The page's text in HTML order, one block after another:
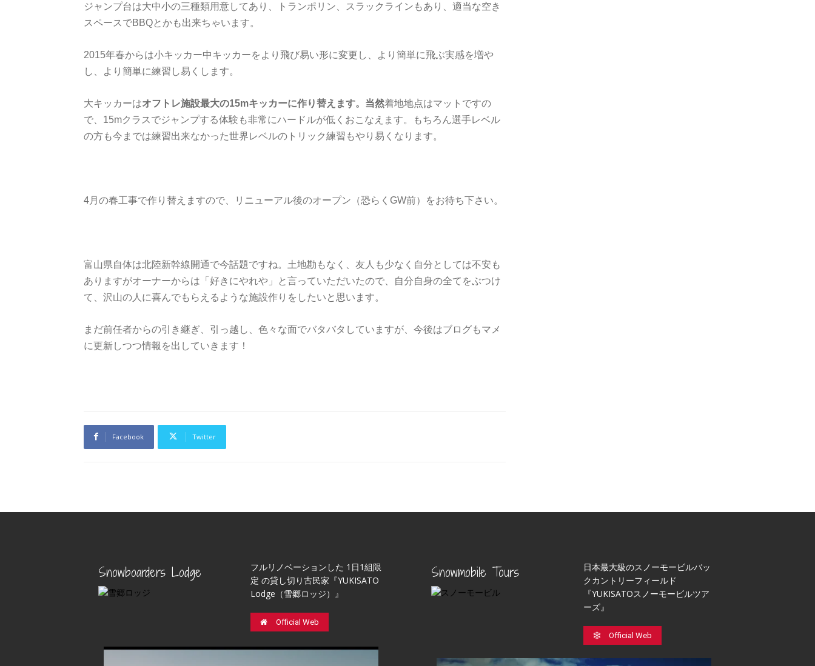
ジャンプ台は大中小の三種類用意してあり、トランポリン、スラックラインもあり、適当な空き
スペースでBBQとかも出来ちゃいます。
2015年春からは小キッカー中キッカーをより飛び易い形に変更し、より簡単に飛ぶ実感を増や
し、より簡単に練習し易くします。
大キッカーはオフトレ施設最大の15mキッカーに作り替えます。当然着地地点はマットですの
で、15mクラスでジャンプする体験も非常にハードルが低くおこなえます。もちろん選手レベル
の方も今までは練習出来なかった世界レベルのトリック練習もやり易くなります。
4月の春工事で作り替えますので、リニューアル後のオープン（恐らくGW前）をお待ち下さい。
富山県自体は北陸新幹線開通で今話題ですね。土地勘もなく、友人も少なく自分としては不安も
ありますがオーナーからは「好きにやれや」と言っていただいたので、自分自身の全てをぶつけ
て、沢山の人に喜んでもらえるような施設作りをしたいと思います。
まだ前任者からの引き継ぎ、引っ越し、色々な面でバタバタしていますが、今後はブログもマメ
に更新しつつ情報を出していきます！
Facebook Twitter
Snowboarders Lodge
フルリノベーションした 1日1組限
定 の貸し切り古民家『YUKISATO
Lodge（雪郷ロッジ）』
Official Web
Snowmobile Tours
日本最⼤級のスノーモービルバッ
クカントリーフィールド
『YUKISATOスノーモービルツア
ーズ』
Official Web